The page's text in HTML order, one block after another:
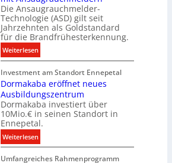
w
i
r
d
u
r
e
i
g
e
n
e
n
M
I
n
v
e
s
t
i
t
i
o
n
s
p
a
Die Ansaugrauchmelder-
Technologie (ASD) gilt seit
Jahrzehnten als Goldstandard
für die Brandfrühesterkennung.
Weiterlesen:
D
i
g
i
t
a
l
e
B
Investment am Standort Ennepetal
Dormakaba eröffnet neues
Ausbildungszentrum
Dormakaba investiert über
10Mio.€ in seinen Standort in
Ennepetal.
Weiterlesen:
D
o
Umfangreiches Rahmenprogramm